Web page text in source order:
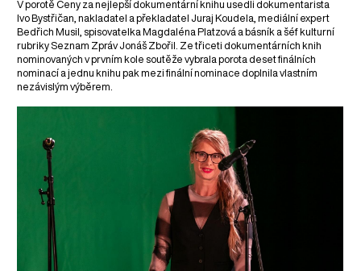
V porotě Ceny za nejlepší dokumentární knihu usedli dokumentarista
Ivo Bystřičan, nakladatel a překladatel Juraj Koudela, mediální expert
Bedřich Musil, spisovatelka Magdaléna Platzová a básník a šéf kulturní
rubriky Seznam Zpráv Jonáš Zbořil. Ze třiceti dokumentárních knih
nominovaných v prvním kole soutěže vybrala porota deset finálních
nominací a jednu knihu pak mezi finální nominace doplnila vlastním
nezávislým výběrem.